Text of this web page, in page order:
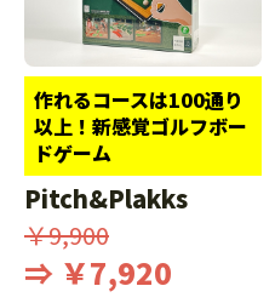
作れるコースは100通り
以上！新感覚ゴルフボー
ドゲーム
Pitch&Plakks
￥9,900
⇒ ￥7,920